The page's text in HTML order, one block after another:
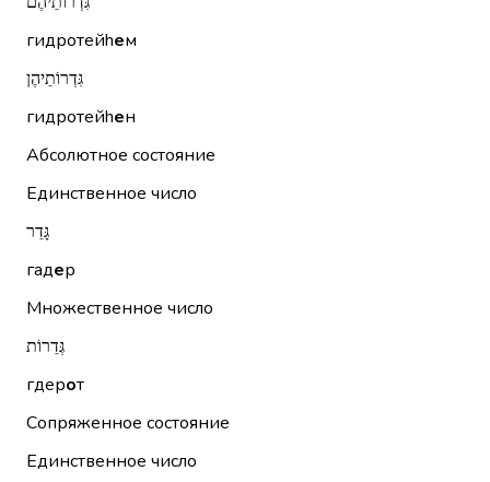
гидротейhем
גִּדְרוֹתֵיהֶן
гидротейhен
Абсолютное состояние
Единственное число
גָּדֵר
гадер
Множественное число
גְּדֵרוֹת
гдерот
Сопряженное состояние
Единственное число